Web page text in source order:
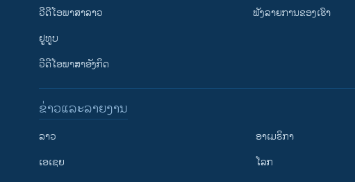
ວີດີໂອພາສາລາວ
ຢູທູບ
ວີດີໂອພາສາອັງກິດ
ຟັງລາຍການຂອງເຮົາ
ຂ່າວແລະລາຍງານ
ລາວ
ເອເຊຍ
ອາເມຣິກາ
ໂລກ